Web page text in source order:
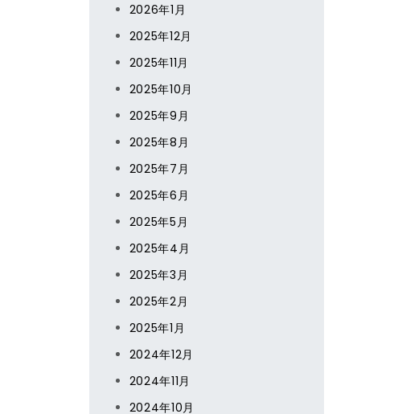
2026年1月
2025年12月
2025年11月
2025年10月
2025年9月
2025年8月
2025年7月
2025年6月
2025年5月
2025年4月
2025年3月
2025年2月
2025年1月
2024年12月
2024年11月
2024年10月